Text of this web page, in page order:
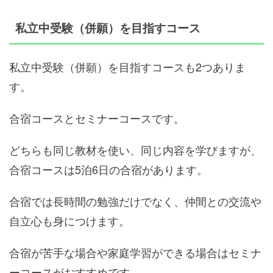
私立中受験（併願）を目指すコース
私立中受験（併願）を目指すコースも2つありま
す。
合宿コースとセミナーコースです。
どちらも同じ教材を使い、同じ内容を学びますが、
合宿コースは5泊6日の合宿があります。
合宿では長時間の勉強だけでなく、仲間との交流や
自立心も身につけます。
合宿が苦手な場合や家庭学習ができる場合はセミナ